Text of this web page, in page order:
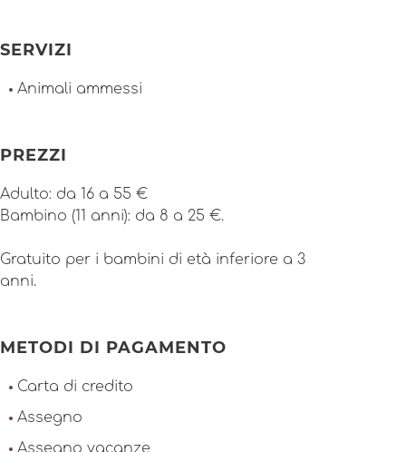
SERVIZI
Animali ammessi
PREZZI
Adulto: da 16 a 55 €
Bambino (11 anni): da 8 a 25 €.
Gratuito per i bambini di età inferiore a 3
anni.
METODI DI PAGAMENTO
Carta di credito
Assegno
Assegno vacanze